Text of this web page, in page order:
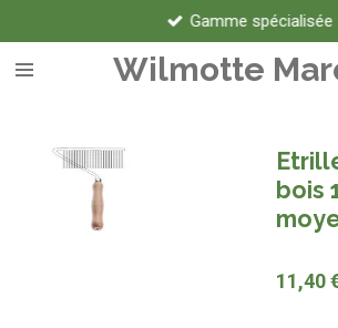
au
contenu
Wilmotte
Gamme spécialisée
bois
11,40